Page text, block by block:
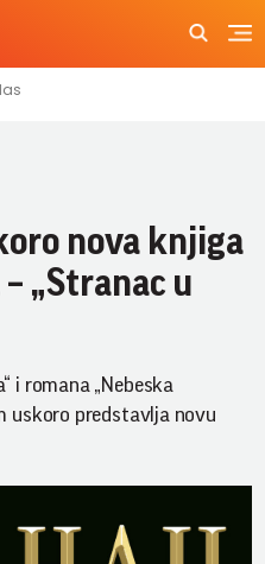
nova knjiga
„Stranac u
i romana „Nebeska
uskoro predstavlja novu